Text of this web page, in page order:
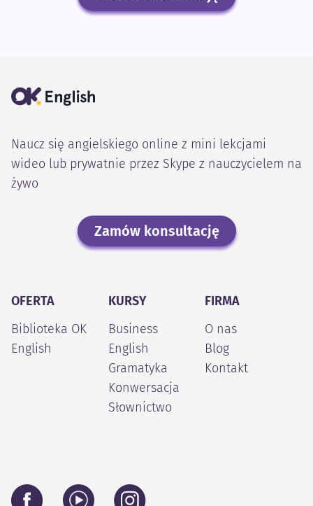
Naucz się angielskiego online z mini lekcjami
wideo lub prywatnie przez Skype z nauczycielem na
żywo
Zamów konsultację
OFERTA
Biblioteka OK
English
KURSY
Business
English
Gramatyka
Konwersacja
Słownictwo
FIRMA
O nas
Blog
Kontakt